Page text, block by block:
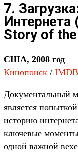
7.
Интернета
Story of
США, 2008 год
Кинопоиск / IMDB
Документальный
является
историю
ключевые
одной важной